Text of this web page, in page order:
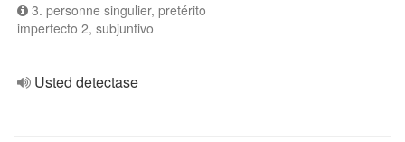
3. personne singulier, pretérito
imperfecto 2, subjuntivo
Usted detectase